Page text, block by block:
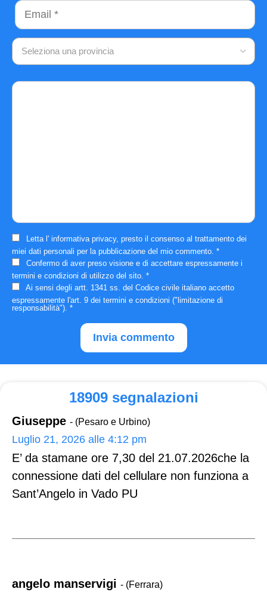
Email
Seleziona una provincia
Commento
Letta l' informativa privacy, presto il consenso al trattamento dei
miei dati personali per la pubblicazione del mio commento. *
Confermo di aver preso visione e di accettare espressamente i
termini e condizioni di utilizzo del sito. *
Ai sensi degli artt. 1341 ss. del Codice civile italiano accetto
espressamente l'art. 9 dei termini e condizioni ("limitazione di
responsabilità"). *
18909 segnalazioni
Giuseppe - (Pesaro e Urbino)
Luglio 21, 2026 alle 4:12 pm
E’ da stamane ore 7,30 del 21.07.2026che la
connessione dati del cellulare non funziona a
Sant’Angelo in Vado PU
angelo manservigi - (Ferrara)